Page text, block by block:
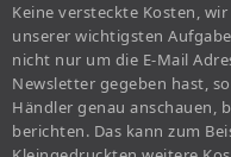
Keine versteckte Kosten,
unserer wichtigsten
nicht nur um die E-Mail
Newsletter gegeben hast,
Händler genau anschauen,
berichten. Das kann zum